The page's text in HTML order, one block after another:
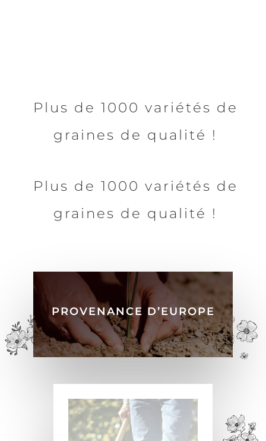
Plus de 1000 variétés de
graines de qualité !
Plus de 1000 variétés de
graines de qualité !
PROVENANCE D’EUROPE